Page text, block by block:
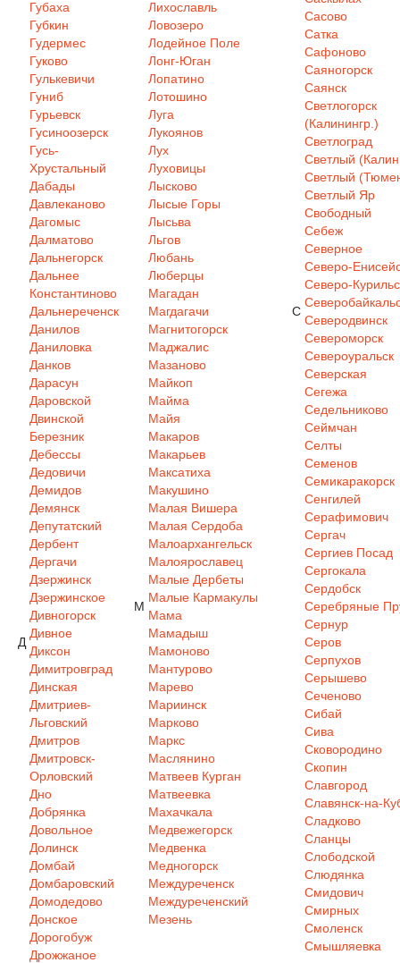
Губаха
Губкин
Гудермес
Гуково
Гулькевичи
Гуниб
Гурьевск
Гусиноозерск
Гусь-
Хрустальный
Д
Дабады
Давлеканово
Дагомыс
Далматово
Дальнегорск
Дальнее
Константиново
Дальнереченск
Данилов
Даниловка
Данков
Дарасун
Даровской
Двинской
Березник
Дебессы
Дедовичи
Демидов
Демянск
Депутатский
Дербент
Дергачи
Дзержинск
Дзержинское
Дивногорск
Дивное
Диксон
Димитровград
Динская
Дмитриев-
Льговский
Дмитров
Дмитровск-
Орловский
Дно
Добрянка
Довольное
Долинск
Домбай
Домбаровский
Домодедово
Донское
Дорогобуж
Дрожжаное
Лихославль
Ловозеро
Лодейное Поле
Лонг-Юган
Лопатино
Лотошино
Луга
Лукоянов
Лух
Луховицы
Лысково
Лысые Горы
Лысьва
Льгов
Любань
Люберцы
М
Магадан
Магдагачи
Магнитогорск
Маджалис
Мазаново
Майкоп
Майма
Майя
Макаров
Макарьев
Максатиха
Макушино
Малая Вишера
Малая Сердоба
Малоархангельск
Малоярославец
Малые Дербеты
Малые Кармакулы
Мама
Мамадыш
Мамоново
Мантурово
Марево
Мариинск
Марково
Маркс
Маслянино
Матвеев Курган
Матвеевка
Махачкала
Медвежегорск
Медвенка
Медногорск
Междуреченск
Междуреченский
Мезень
С
Сасово
Сатка
Сафоново
Саяногорск
Саянск
Светлогорск
(Калинингр.)
Светлоград
Светлый
Светлый
Светлый Яр
Свободный
Себеж
Северное
Северо-
Северо-
Северодвинск
Североморск
Североуральск
Северская
Сегежа
Седельниково
Сеймчан
Селты
Семенов
Семикаракорск
Сенгилей
Серафимович
Сергач
Сергиев Посад
Сергокала
Сердобск
Серебряные
Сернур
Серов
Серпухов
Серышево
Сеченово
Сибай
Сива
Сковородино
Скопин
Славгород
Славянск-на-
Сладково
Сланцы
Слободской
Слюдянка
Смидович
Смирных
Смоленск
Смышляевка